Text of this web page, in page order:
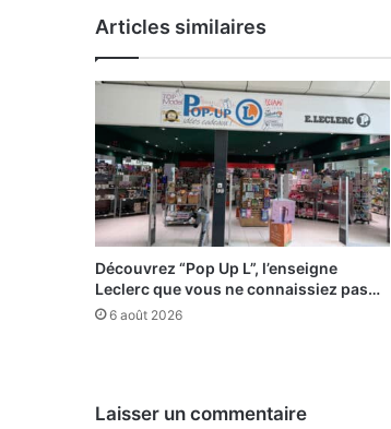
Articles similaires
Découvrez “Pop Up L”, l’enseigne
Leclerc que vous ne connaissiez pas…
6 août 2026
Laisser un commentaire